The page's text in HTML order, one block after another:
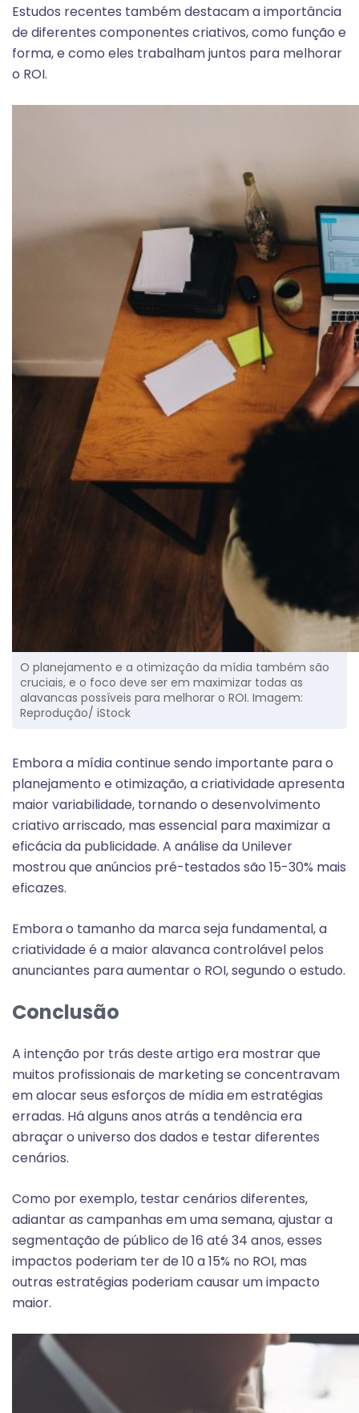
Estudos recentes também destacam a importância
de diferentes componentes criativos, como função e
forma, e como eles trabalham juntos para melhorar
o ROI.
O planejamento e a otimização da mídia também são
cruciais, e o foco deve ser em maximizar todas as
alavancas possíveis para melhorar o ROI. Imagem:
Reprodução/ iStock
Embora a mídia continue sendo importante para o
planejamento e otimização, a criatividade apresenta
maior variabilidade, tornando o desenvolvimento
criativo arriscado, mas essencial para maximizar a
eficácia da publicidade. A análise da Unilever
mostrou que anúncios pré-testados são 15-30% mais
eficazes.
Embora o tamanho da marca seja fundamental, a
criatividade é a maior alavanca controlável pelos
anunciantes para aumentar o ROI, segundo o estudo.
Conclusão
A intenção por trás deste artigo era mostrar que
muitos profissionais de marketing se concentravam
em alocar seus esforços de mídia em estratégias
erradas. Há alguns anos atrás a tendência era
abraçar o universo dos dados e testar diferentes
cenários.
Como por exemplo, testar cenários diferentes,
adiantar as campanhas em uma semana, ajustar a
segmentação de público de 16 até 34 anos, esses
impactos poderiam ter de 10 a 15% no ROI, mas
outras estratégias poderiam causar um impacto
maior.